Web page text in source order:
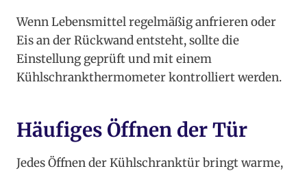
Wenn Lebensmittel regelmäßig anfrieren oder
Eis an der Rückwand entsteht, sollte die
Einstellung geprüft und mit einem
Kühlschrankthermometer kontrolliert werden.
Häufiges Öffnen der Tür
Jedes Öffnen der Kühlschranktür bringt warme,